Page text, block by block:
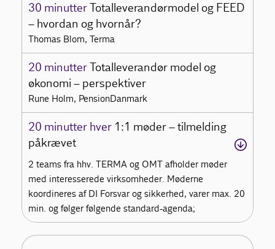
30 minutterTotalleverandørmodel og FEED
– hvordan og hvornår?
Thomas Blom, Terma
20 minutterTotalleverandør model og
økonomi – perspektiver
Rune Holm, PensionDanmark
20 minutter hver 1:1 møder – tilmelding
påkrævet
2 teams fra hhv. TERMA og OMT afholder møder
med interesserede virksomheder. Møderne
koordineres af DI Forsvar og sikkerhed, varer max. 20
min. og følger følgende standard-agenda;